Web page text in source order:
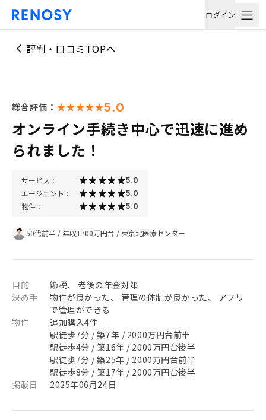
ログイン
評判・口コミTOPへ
総合評価： 5.0
オンライン手続き中心で迅速に進め
られました！
サービス： 5.0
エージェント： 5.0
物件： 5.0
50代前半 / 年収1700万円台 / 東京北医療センター
目的
節税、 老後の年金対策
決め手
物件が良かった、 管理の体制が良かった、 アプリ
で管理ができる
物件
追加購入4件
駅徒歩7分 / 築7年 / 2000万円台前半
駅徒歩4分 / 築16年 / 2000万円台後半
駅徒歩7分 / 築25年 / 2000万円台前半
駅徒歩8分 / 築17年 / 2000万円台後半
掲載日
2025年06月24日